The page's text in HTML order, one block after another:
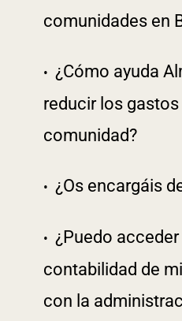
comunidades en
¿Cómo ayuda
reducir los gastos
comunidad?
¿Os encargáis
¿Puedo
contabilidad de
con la